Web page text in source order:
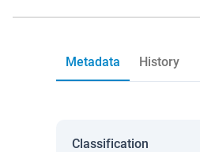
Metadata History
Classification